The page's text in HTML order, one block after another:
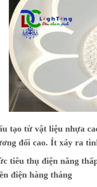
tạo từ vật liệu nhựa
đối cao. Ít xảy ra
tiêu thụ điện năng
điện hàng tháng